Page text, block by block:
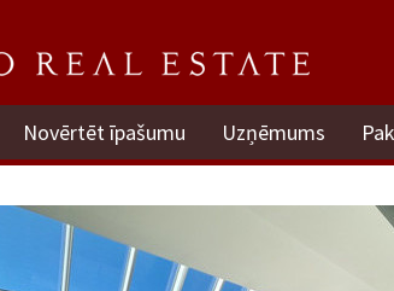
Novērtēt īpašumu Uzņēmums